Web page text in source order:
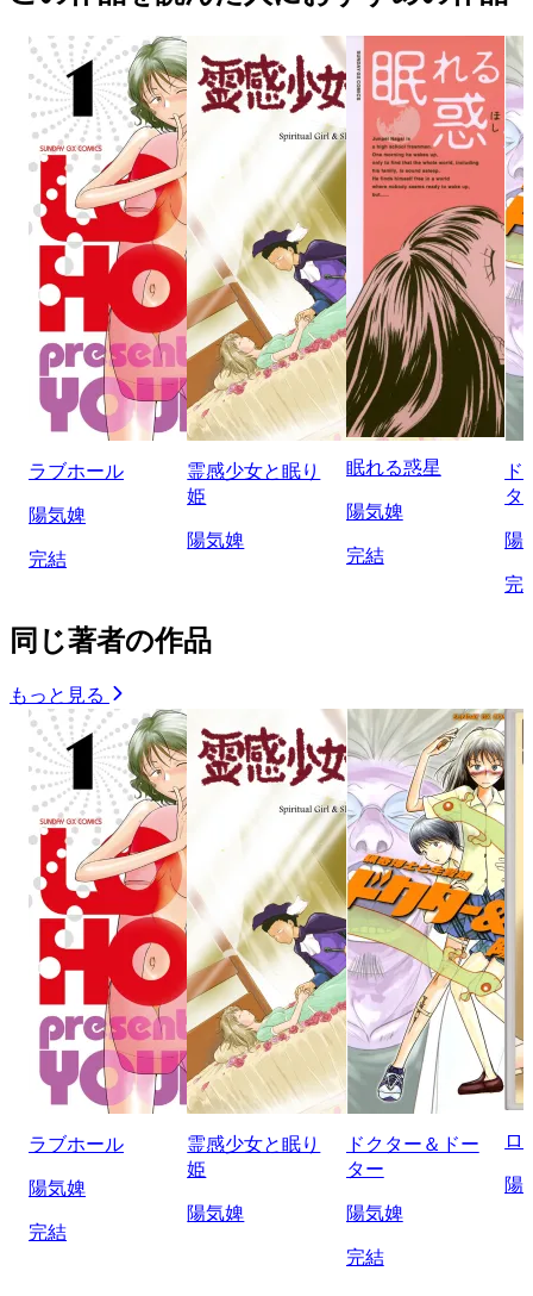
ラブホール
陽気婢
完結
霊感少女と眠り
姫
陽気婢
眠れる惑星
陽気婢
完結
ド
タ
陽
完
同じ著者の作品
もっと見る
ラブホール
陽気婢
完結
霊感少女と眠り
姫
陽気婢
ドクター＆ドー
ター
陽気婢
完結
ロ
陽